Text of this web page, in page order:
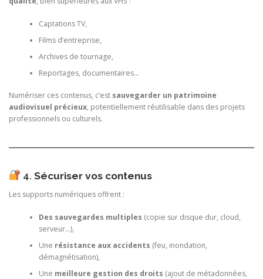
Captations TV,
Films d’entreprise,
Archives de tournage,
Reportages, documentaires…
Numériser ces contenus, c’est sauvegarder un patrimoine
audiovisuel précieux, potentiellement réutilisable dans des projets
professionnels ou culturels.
4. Sécuriser vos contenus
Les supports numériques offrent :
Des sauvegardes multiples (copie sur disque dur, cloud,
serveur…),
Une résistance aux accidents (feu, inondation,
démagnétisation),
Une meilleure gestion des droits (ajout de métadonnées,